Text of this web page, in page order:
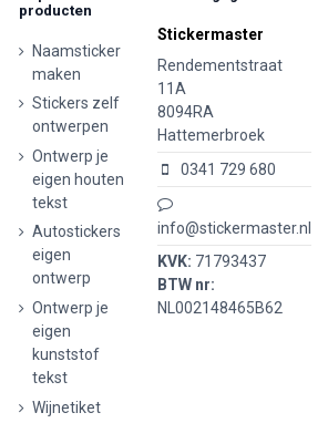
producten
Naamsticker
maken
Stickers zelf
ontwerpen
Ontwerp je
eigen houten
tekst
Autostickers
eigen
ontwerp
Ontwerp je
eigen
kunststof
tekst
Wijnetiket
Stickermaster
Rendementstraat
11A
8094RA
Hattemerbroek
0341 729 680
info@stickermaster.nl
KVK: 71793437
BTW nr:
NL002148465B62